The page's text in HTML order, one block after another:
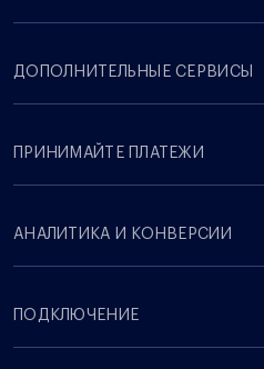
ДОПОЛНИТЕЛЬНЫЕ СЕРВИСЫ
ПРИНИМАЙТЕ ПЛАТЕЖИ
АНАЛИТИКА И КОНВЕРСИИ
ПОДКЛЮЧЕНИЕ